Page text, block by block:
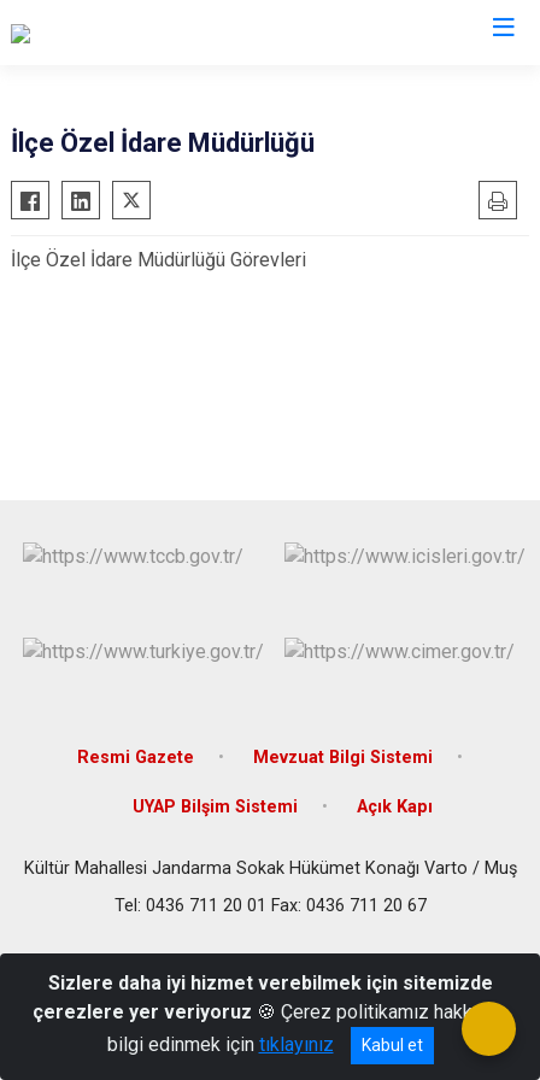
Bulanık
Hasköy
Korkut
İlçe Özel İdare Müdürlüğü
İlçe Özel İdare Müdürlüğü Görevleri
Resmi Gazete Mevzuat Bilgi Sistemi
UYAP Bilşim Sistemi Açık Kapı
Kültür Mahallesi Jandarma Sokak Hükümet Konağı Varto / Muş
Tel: 0436 711 20 01 Fax: 0436 711 20 67
Sizlere daha iyi hizmet verebilmek için sitemizde
çerezlere yer veriyoruz 🍪 Çerez politikamız hakkında
bilgi edinmek için tıklayınız Kabul et